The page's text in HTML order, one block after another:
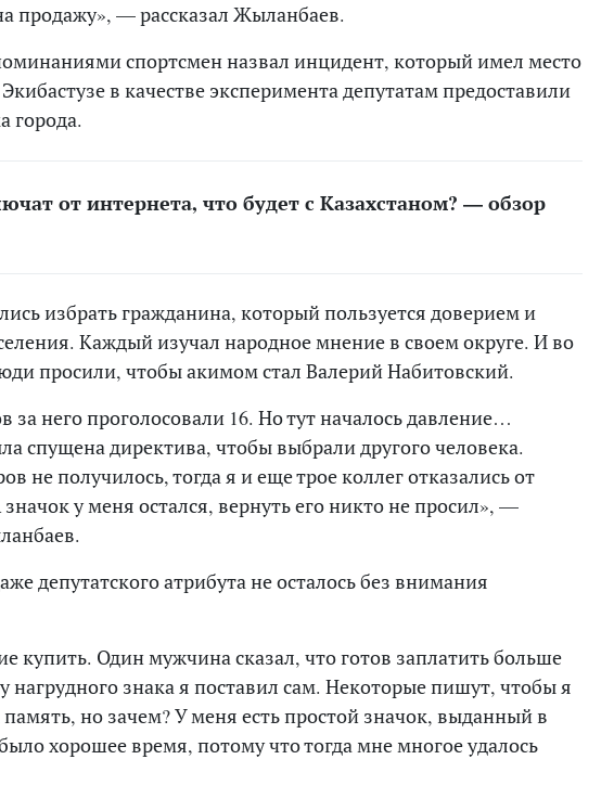
продажу», — рассказал Жыланбаев.
спортсмен назвал инцидент, который имел место
Экибастузе в качестве эксперимента депутатам предоставили
города.
от интернета, что будет с Казахстаном? — обзор
избрать гражданина, который пользуется доверием и
Каждый изучал народное мнение в своем округе. И во
просили, чтобы акимом стал Валерий Набитовский.
за него проголосовали 16. Но тут началось давление…
спущена директива, чтобы выбрали другого человека.
не получилось, тогда я и еще трое коллег отказались от
значок у меня остался, вернуть его никто не просил», —
депутатского атрибута не осталось без внимания
купить. Один мужчина сказал, что готов заплатить больше
нагрудного знака я поставил сам. Некоторые пишут, чтобы я
память, но зачем? У меня есть простой значок, выданный в
хорошее время, потому что тогда мне многое удалось